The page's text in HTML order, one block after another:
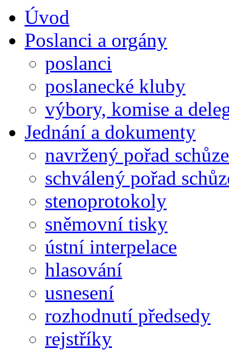
Úvod
Poslanci a orgány
poslanci
poslanecké kluby
výbory, komise a
Jednání a dokumenty
navržený pořad schůze
schválený pořad
stenoprotokoly
sněmovní tisky
ústní interpelace
hlasování
usnesení
rozhodnutí předsedy
rejstříky